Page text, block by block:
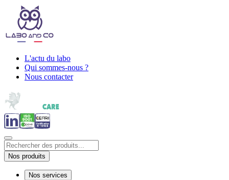
L'actu du labo
Qui sommes-nous ?
Nous contacter
Nos produits
Nos services